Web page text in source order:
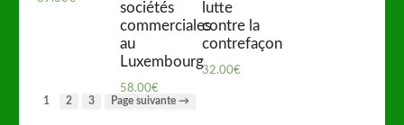
sociétés
commerciales
au
Luxembourg
58.00€
lutte
contre la
contrefaçon
32.00€
1 2 3 Page suivante →